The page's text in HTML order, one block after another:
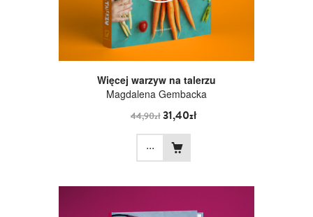
Więcej warzyw na talerzu
Magdalena Gembacka
44,90zł31,40zł
...